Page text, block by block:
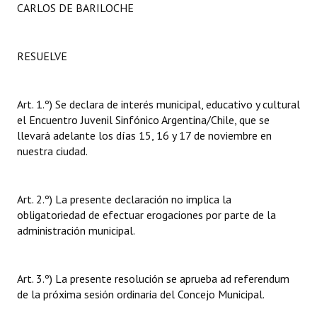
CARLOS DE BARILOCHE
RESUELVE
Art. 1.º) Se declara de interés municipal, educativo y cultural
el Encuentro Juvenil Sinfónico Argentina/Chile, que se
llevará adelante los días 15, 16 y 17 de noviembre en
nuestra ciudad.
Art. 2.º) La presente declaración no implica la
obligatoriedad de efectuar erogaciones por parte de la
administración municipal.
Art. 3.º) La presente resolución se aprueba ad referendum
de la próxima sesión ordinaria del Concejo Municipal.